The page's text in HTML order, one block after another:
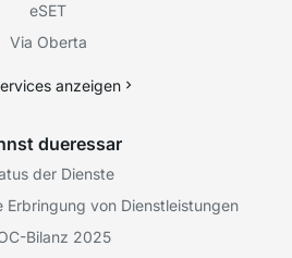
eSET
Via Oberta
anzeigen
dueressar
der Dienste
Erbringung von Dienstleistungen
Bilanz 2025